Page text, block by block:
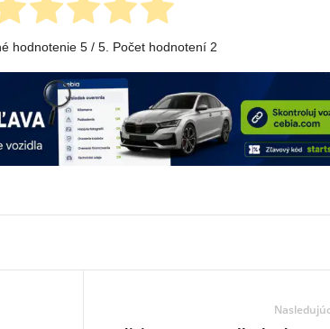
hodnotenie 5 / 5. Počet hodnotení 2